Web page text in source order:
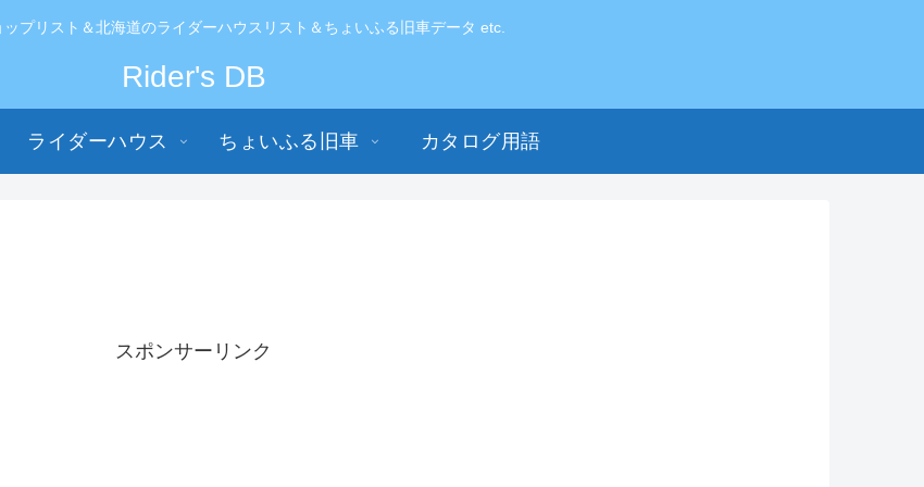
プリスト＆北海道のライダーハウスリスト＆ちょいふる旧車データ etc.
Rider's DB
ライダーハウス ちょいふる旧車 カタログ用語
スポンサーリンク